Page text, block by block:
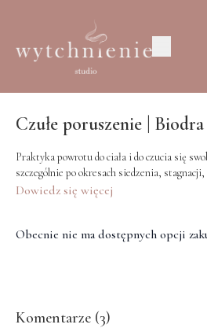
Czułe poruszenie |
Praktyka powrotu do ciała i do czucia się
szczególnie po okresach siedzenia,
Dowiedz się więcej
Obecnie nie ma dostępnych opcji
Komentarze (3)